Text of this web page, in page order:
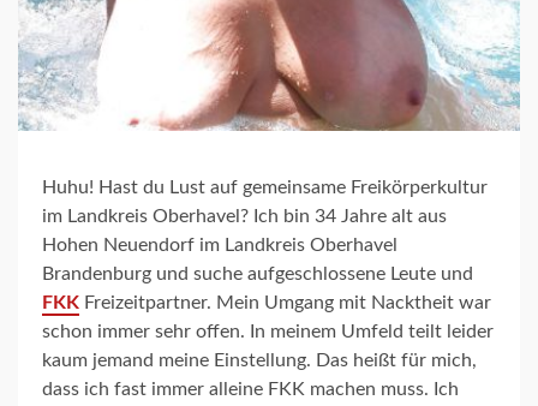
Huhu! Hast du Lust auf gemeinsame Freikörperkultur
im Landkreis Oberhavel? Ich bin 34 Jahre alt aus
Hohen Neuendorf im Landkreis Oberhavel
Brandenburg und suche aufgeschlossene Leute und
FKK Freizeitpartner. Mein Umgang mit Nacktheit war
schon immer sehr offen. In meinem Umfeld teilt leider
kaum jemand meine Einstellung. Das heißt für mich,
dass ich fast immer alleine FKK machen muss. Ich